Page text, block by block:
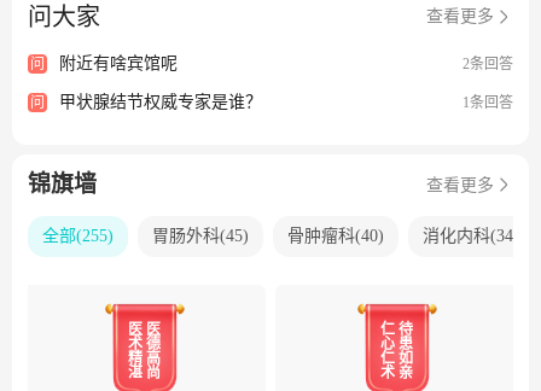
系统肿瘤、肺癌、淋巴瘤、胃肠间质瘤、神经内分泌肿瘤、
等14个多学科协作组，先后成立了胃肠肿瘤中心、乳腺癌预
防治疗中心、胸部肿瘤中心、腹膜后肿瘤中心，开展“以患者
医学与核医学、病理学、麻醉学、医学细胞生物学、医学生
物化学与分子生物学、流行病与卫生统计学、肿瘤心理及康
复等专业的一流教师团队，专任教师中95%具有硕士及以上
位。医院拥有完善的研究生教育、毕业后医学教育、继续教
育的教学体系，承担着北京大学医学部、北京市卫生健康委
员会、区域医联体及全国各省市肿瘤临床、科研专业人才包
括研究生、住院医师、专科医师、访问学者、留学生、进
问大家 查看更多
问 附近有啥宾馆呢 2条回答
问 甲状腺结节权威专家是谁？ 1条回答
锦旗墙 查看更多
全部(255) 胃肠外科(45) 骨肿瘤科(40) 消化内科(34
医
术
精
湛
医
德
高
尚
仁
心
仁
术
待
患
如
亲